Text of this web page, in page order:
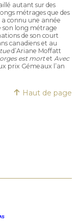
autant sur des
métrages que des
a connu une année
son long métrage
de son court
canadiens et au
d’Ariane Moffatt
est mortet Avec
prix Gémeaux l’an
Haut de page